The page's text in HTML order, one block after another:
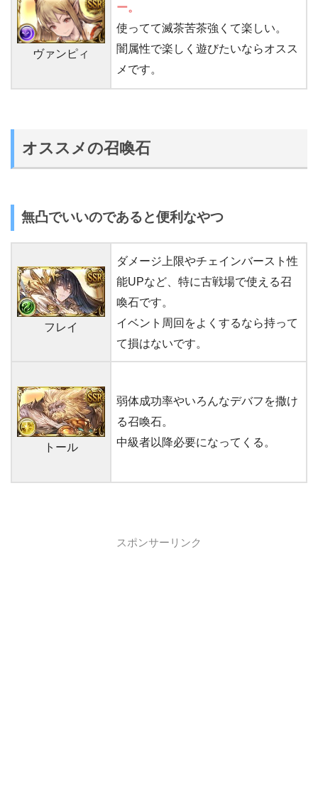
ヴァンピィ
ー。
使ってて滅茶苦茶強くて楽しい。
闇属性で楽しく遊びたいならオスス
メです。
オススメの召喚石
無凸でいいのであると便利なやつ
フレイ
ダメージ上限やチェインバースト性
能UPなど、特に古戦場で使える召
喚石です。
イベント周回をよくするなら持って
て損はないです。
トール
弱体成功率やいろんなデバフを撒け
る召喚石。
中級者以降必要になってくる。
スポンサーリンク